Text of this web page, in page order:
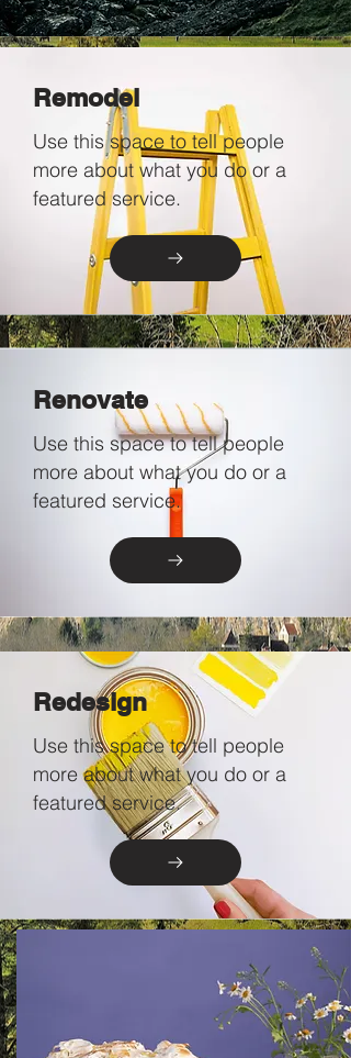
Remodel
Use this space to tell people
more about what you do or a
featured service.
Renovate
Use this space to tell people
more about what you do or a
featured service.
Redesign
Use this space to tell people
more about what you do or a
featured service.